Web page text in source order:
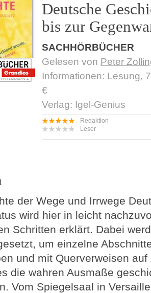
Deutsche
bis zur
SACHHÖRBÜCHER
Gelesen von Peter
Informationen: Lesung,
€
Verlag: Igel-Genius
Redaktion
Leser
der Wege und Irrwege
wird hier in leicht
Schritten erklärt. Dabei
um einzelne
und mit Querverweisen
die wahren Ausmaße
Vom Spiegelsaal in